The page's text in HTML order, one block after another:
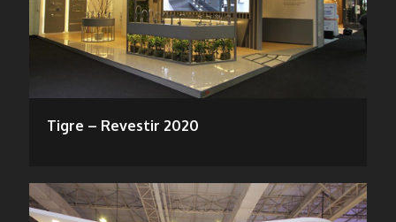
Tigre – Revestir 2020